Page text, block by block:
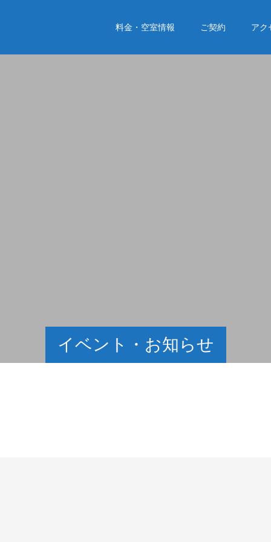
料金・空室情報 ご契約 アク
イベント・お知らせ